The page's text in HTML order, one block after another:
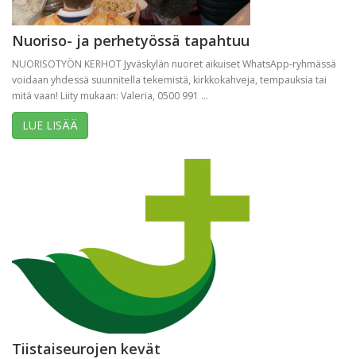
Nuoriso- ja perhetyössä tapahtuu
NUORISOTYÖN KERHOT Jyväskylän nuoret aikuiset WhatsApp-ryhmässä
voidaan yhdessä suunnitella tekemistä, kirkkokahveja, tempauksia tai
mitä vaan! Liity mukaan: Valeria, 0500 991 ...
LUE LISÄÄ
Tiistaiseurojen kevät